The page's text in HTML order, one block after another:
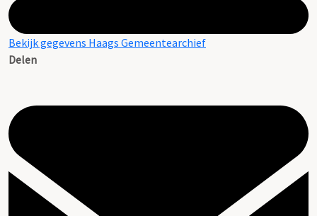
Bekijk gegevens Haags Gemeentearchief
Delen